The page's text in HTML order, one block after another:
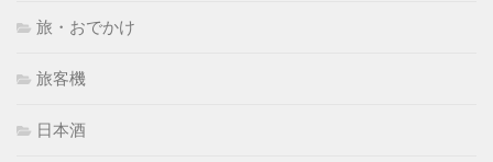
旅・おでかけ
旅客機
日本酒